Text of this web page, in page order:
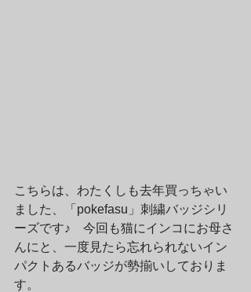
こちらは、わたくしも去年買っちゃい
ました、「pokefasu」刺繍バッジシリ
ーズです♪　今回も猫にインコにお母さ
んにと、一度見たら忘れられないイン
パクトあるバッジが勢揃いしておりま
す。